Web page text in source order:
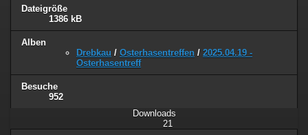
Dateigröße
1386 kB
Alben
Drebkau / Osterhasentreffen / 2025.04.19 -
Osterhasentreff
Besuche
952
Downloads
21